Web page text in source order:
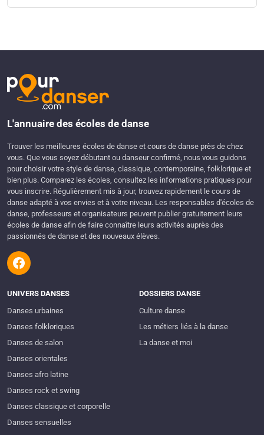
L'annuaire des écoles de danse
Trouver les meilleures écoles de danse et cours de danse près de chez
vous. Que vous soyez débutant ou danseur confirmé, nous vous guidons
pour choisir votre style de danse, classique, contemporaine, folklorique et
bien plus. Comparez les écoles, consultez les informations pratiques pour
vous inscrire. Régulièrement mis à jour, trouvez rapidement le cours de
danse adapté à vos envies et à votre niveau. Les responsables d'écoles de
danse, professeurs et organisateurs peuvent publier gratuitement leurs
écoles de danse afin de faire connaître leurs activités auprès des
passionnés de danse et des nouveaux élèves.
UNIVERS DANSES
Danses urbaines
Danses folkloriques
Danses de salon
Danses orientales
Danses afro latine
Danses rock et swing
Danses classique et corporelle
Danses sensuelles
DOSSIERS DANSE
Culture danse
Les métiers liés à la danse
La danse et moi